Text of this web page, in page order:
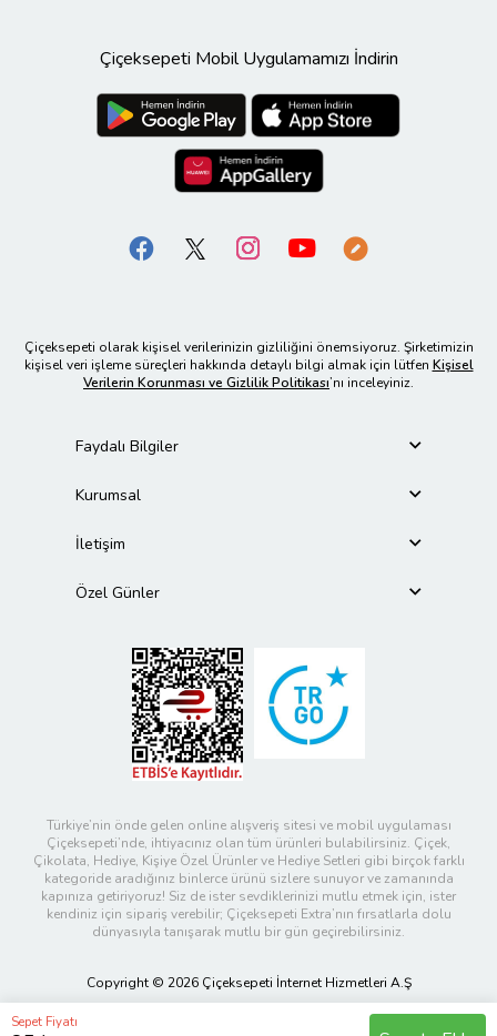
Sepet Fiyatı
Çiçeksepeti Mobil Uygulamamızı İndirin
Çiçeksepeti olarak kişisel verilerinizin gizliliğini önemsiyoruz. Şirketimizin
kişisel veri işleme süreçleri hakkında detaylı bilgi almak için lütfen Kişisel
Verilerin Korunması ve Gizlilik Politikası’nı inceleyiniz.
Faydalı Bilgiler
Kurumsal
İletişim
Özel Günler
Türkiye’nin önde gelen online alışveriş sitesi ve mobil uygulaması
Çiçeksepeti’nde, ihtiyacınız olan tüm ürünleri bulabilirsiniz. Çiçek,
Çikolata, Hediye, Kişiye Özel Ürünler ve Hediye Setleri gibi birçok farklı
kategoride aradığınız binlerce ürünü sizlere sunuyor ve zamanında
kapınıza getiriyoruz! Siz de ister sevdiklerinizi mutlu etmek için, ister
kendiniz için sipariş verebilir; Çiçeksepeti Extra’nın fırsatlarla dolu
dünyasıyla tanışarak mutlu bir gün geçirebilirsiniz.
Copyright © 2026 Çiçeksepeti İnternet Hizmetleri A.Ş